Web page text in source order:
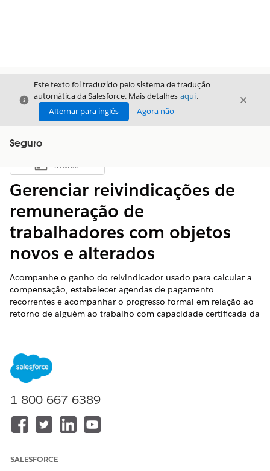
Fechar
Este texto foi traduzido pelo sistema de tradução
automática da Salesforce. Mais detalhes aqui.
Alternar para inglês
Agora não
Fechar
Seguro
Mostrar índice
Índice
Gerenciar reivindicações de
remuneração de
trabalhadores com objetos
novos e alterados
Acompanhe o ganho do reivindicador usado para calcular a
compensação, estabelecer agendas de pagamento
recorrentes e acompanhar o progresso formal em relação ao
retorno de alguém ao trabalho com capacidade certificada da
edições Professional, Enterprise e Unlimited com o pacote
gerenciado Indústrias de seguro.
Gerenciamento de declarações para usar esse recurso.
Por quê:As reivindicações de remuneração dos trabalhadores
envolvem camadas extras de administração e manutenção de
conformidade para os ajustadores de declarações e ajudam a
1-800-667-6389
SALESFORCE